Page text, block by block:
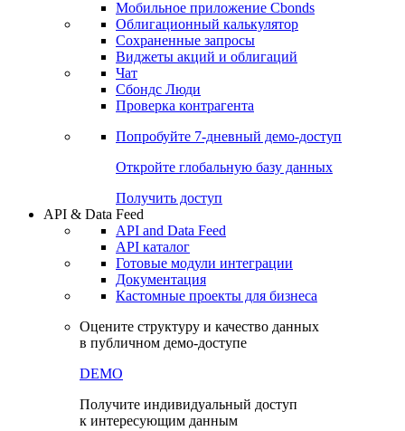
Мобильное приложение Cbonds
Облигационный калькулятор
Сохраненные запросы
Виджеты акций и облигаций
Чат
Сбондс Люди
Проверка контрагента
Попробуйте 7-дневный демо-доступ
Откройте глобальную базу данных
Получить доступ
API & Data Feed
API and Data Feed
API каталог
Готовые модули интеграции
Документация
Кастомные проекты для бизнеса
Оцените структуру и качество данных
в публичном демо-доступе
DEMO
Получите индивидуальный доступ
к интересующим данным